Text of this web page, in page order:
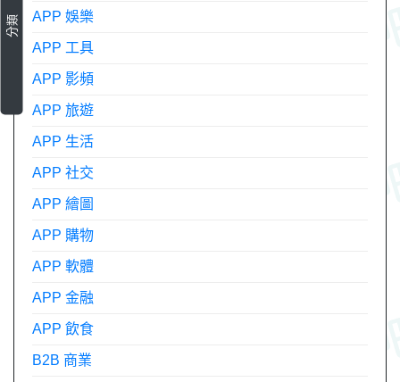
分類 APP 娛樂
APP 工具
APP 影頻
APP 旅遊
APP 生活
APP 社交
APP 繪圖
APP 購物
APP 軟體
APP 金融
APP 飲食
B2B 商業